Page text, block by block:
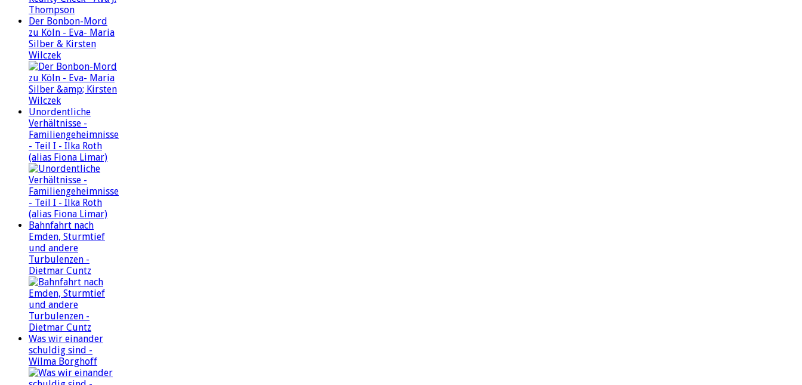
Der Bonbon-Mord
zu Köln - Eva- Maria
Silber & Kirsten
Wilczek
Unordentliche
Verhältnisse -
Familiengeheimnisse
- Teil I - Ilka Roth
(alias Fiona Limar)
Bahnfahrt nach
Emden, Sturmtief
und andere
Turbulenzen -
Dietmar Cuntz
Was wir einander
schuldig sind -
Wilma Borghoff